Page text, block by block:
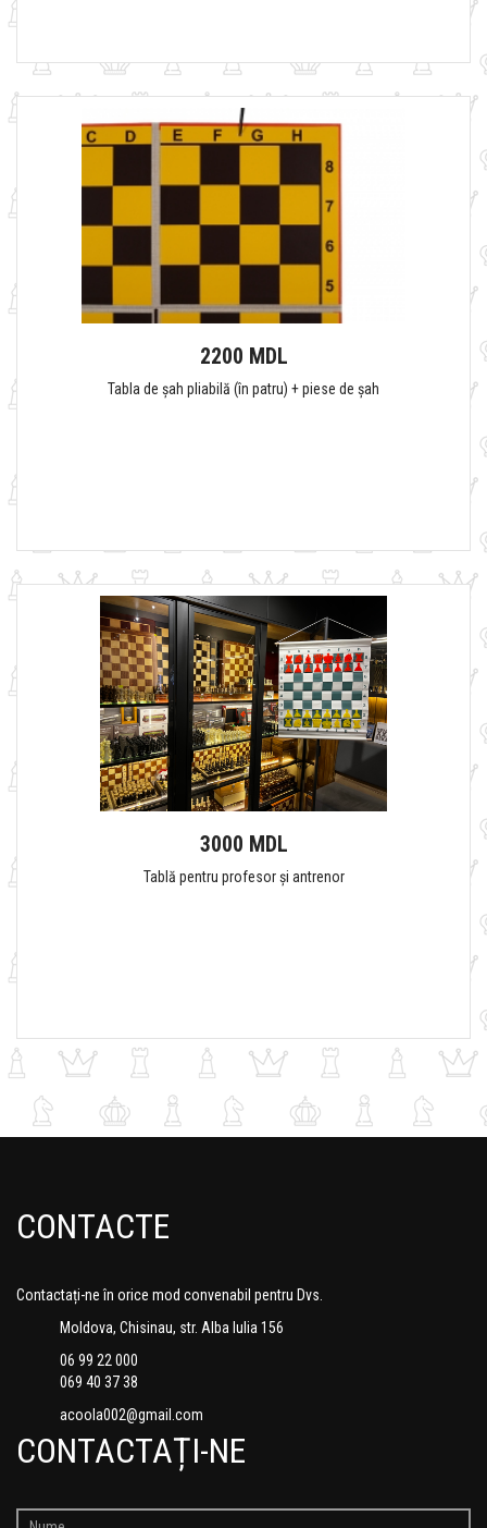
2200 MDL
Tabla de șah pliabilă (în patru) + piese de șah
3000 MDL
Tablă pentru profesor și antrenor
CONTACTE
Contactați-ne în orice mod convenabil pentru Dvs.
Moldova, Chisinau, str. Alba Iulia 156
06 99 22 000
069 40 37 38
acoola002@gmail.com
CONTACTAȚI-NE